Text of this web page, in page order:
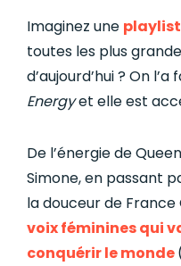
Imaginez une playlist
toutes les plus
d’aujourd’hui ? On
Energyet elle est
De l’énergie de
Simone, en passant
la douceur de France
voix féminines qui
conquérir le monde